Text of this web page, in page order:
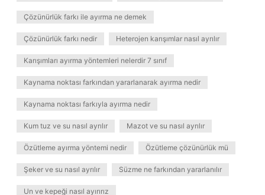
Çözünürlük farkı ile ayırma ne demek
Çözünürlük farkı nedir Heterojen karışımlar nasıl ayrılır
Karışımları ayırma yöntemleri nelerdir 7 sınıf
Kaynama noktası farkından yararlanarak ayırma nedir
Kaynama noktası farkıyla ayırma nedir
Kum tuz ve su nasıl ayrılır Mazot ve su nasıl ayrılır
Özütleme ayırma yöntemi nedir Özütleme çözünürlük mü
Şeker ve su nasıl ayrılır Süzme ne farkından yararlanılır
Un ve kepeği nasıl ayırırız